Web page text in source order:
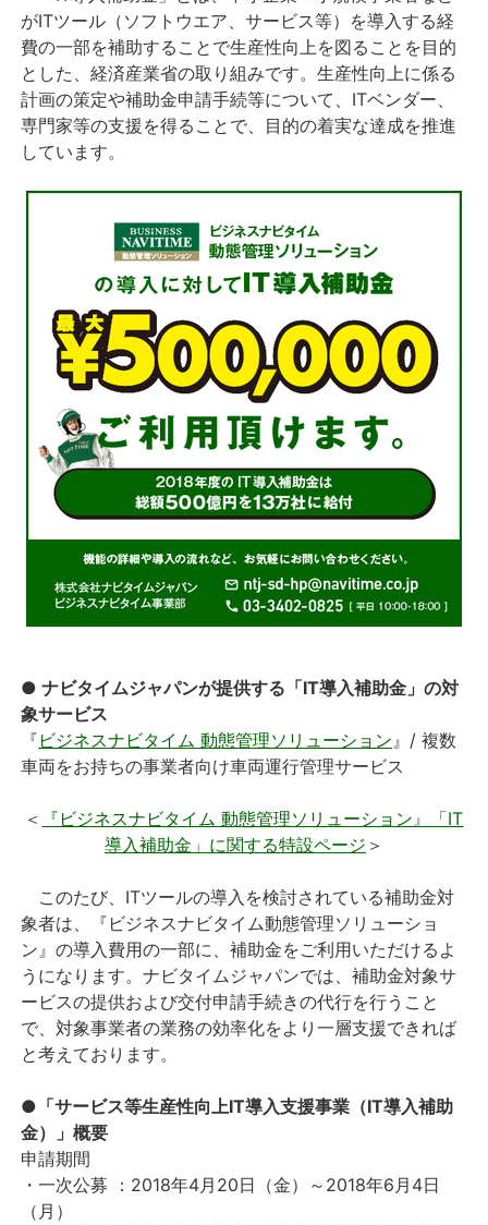
がITツール（ソフトウエア、サービス等）を導入する経
費の一部を補助することで生産性向上を図ることを目的
とした、経済産業省の取り組みです。生産性向上に係る
計画の策定や補助金申請手続等について、ITベンダー、
専門家等の支援を得ることで、目的の着実な達成を推進
しています。
● ナビタイムジャパンが提供する「IT導入補助金」の対
象サービス
『 ビジネスナビタイム 動態管理ソリューション』/ 複数
車両をお持ちの事業者向け車両運行管理サービス
＜
『ビジネスナビタイム 動態管理ソリューション』「IT
導入補助金」に関する特設ページ ＞
このたび、ITツールの導入を検討されている補助金対
象者は、『ビジネスナビタイム動態管理ソリューショ
ン』の導入費用の一部に、補助金をご利用いただけるよ
うになります。ナビタイムジャパンでは、補助金対象サ
ービスの提供および交付申請手続きの代行を行うこと
で、対象事業者の業務の効率化をより一層支援できれば
と考えております。
●「サービス等生産性向上IT導入支援事業（IT導入補助
金）」概要
申請期間
・一次公募 ：2018年4月20日（金）～2018年6月4日
（月）